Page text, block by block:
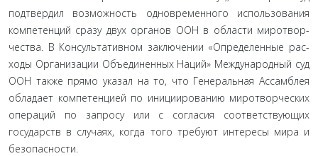
подтвердил возможность одновременного использования
компетенций сразу двух органов ООН в области миротвор­
чества. В Консультативном заключении «Определенные рас­
ходы Организации Объединенных Наций» Международный суд
ООН также прямо указал на то, что Генеральная Ассам­блея
обладает компетенцией по инициированию миротвор­ческих
операций по запросу или с согласия соответствую­щих
государств в случаях, когда того требуют интересы мира и
безопасности.